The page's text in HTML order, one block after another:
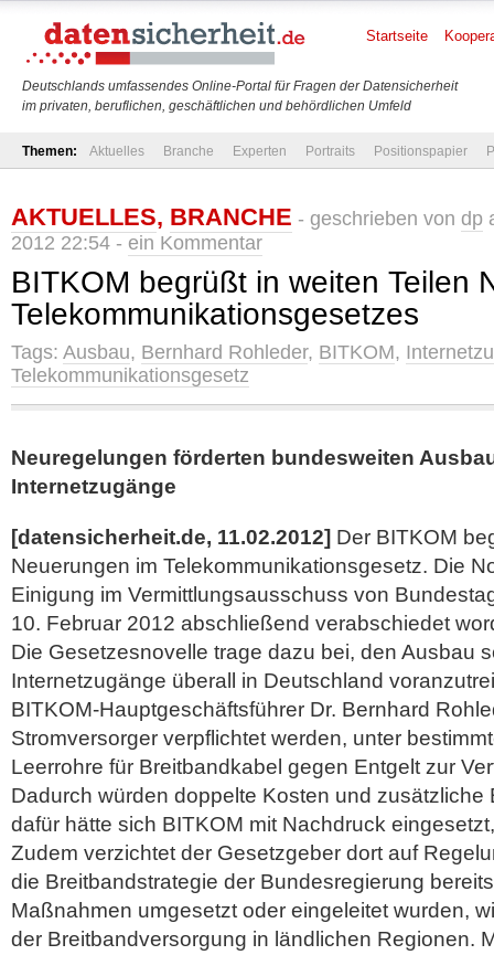
Deutschlands umfassendes Online-Portal für Fragen der Datensicherheit
im privaten, beruflichen, geschäftlichen und behördlichen Umfeld
Startseite
Themen: Aktuelles Branche Experten Portraits Positionspapier
AKTUELLES, BRANCHE - geschrieben von dp
2012 22:54 - ein Kommentar
BITKOM begrüßt in weiten Teilen
Telekommunikationsgesetzes
Tags: Ausbau, Bernhard Rohleder, BITKOM,
Telekommunikationsgesetz
Neuregelungen förderten bundesweiten
Internetzugänge
[datensicherheit.de, 11.02.2012] Der BITKOM
Neuerungen im Telekommunikationsgesetz. Die
Einigung im Vermittlungsausschuss von
10. Februar 2012 abschließend verabschiedet
Die Gesetzesnovelle trage dazu bei, den Ausbau
Internetzugänge überall in Deutschland
BITKOM-Hauptgeschäftsführer Dr. Bernhard
Stromversorger verpflichtet werden, unter
Leerrohre für Breitbandkabel gegen Entgelt zur
Dadurch würden doppelte Kosten und zusätzliche
dafür hätte sich BITKOM mit Nachdruck
Zudem verzichtet der Gesetzgeber dort auf
die Breitbandstrategie der Bundesregierung
Maßnahmen umgesetzt oder eingeleitet wurden,
der Breitbandversorgung in ländlichen Regionen.